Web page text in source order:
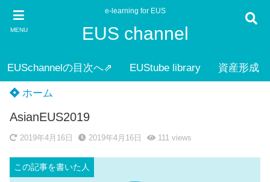
MENU
e-learning for EUS
EUS channel
EUSchannelの目次へ⇗ EUStube library 資産形成
ホーム
AsianEUS2019
2019年4月16日 2019年4月16日 111views